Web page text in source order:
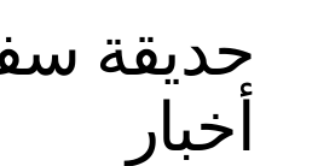
حديقة
أخبار